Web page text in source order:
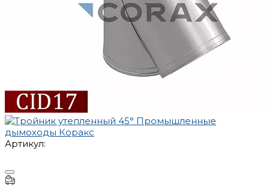
Артикул: